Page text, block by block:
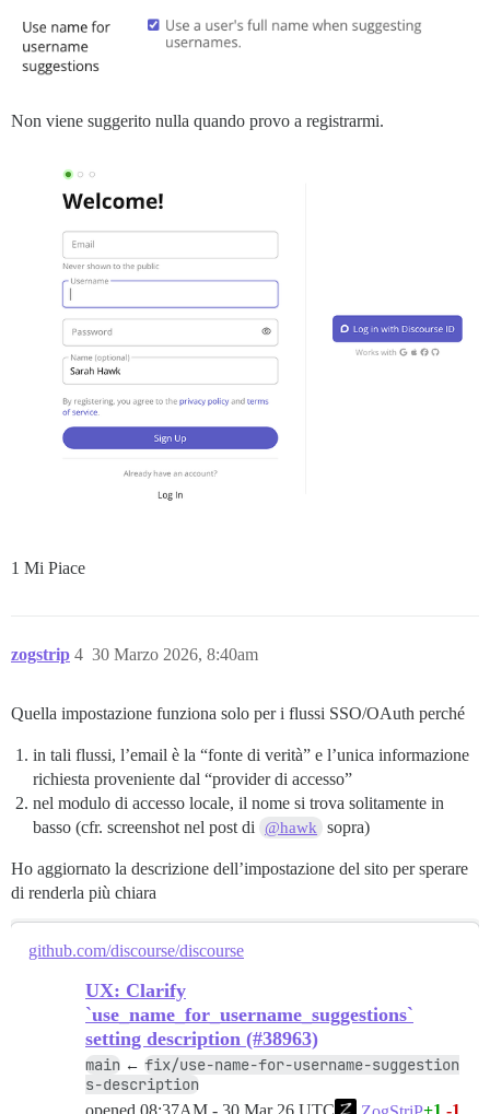
Non viene suggerito nulla quando provo a registrarmi.
1 Mi Piace
zogstrip 30 Marzo 2026, 8:40am
4
Quella impostazione funziona solo per i flussi SSO/OAuth perché
in tali flussi, l’email è la “fonte di verità” e l’unica informazione
richiesta proveniente dal “provider di accesso”
nel modulo di accesso locale, il nome si trova solitamente in
basso (cfr. screenshot nel post di
@hawk sopra)
Ho aggiornato la descrizione dell’impostazione del sito per sperare
di renderla più chiara
github.com/discourse/discourse
UX: Clarify
`use_name_for_username_suggestions`
setting description (#38963)
main ← fix/use-name-for-username-suggestion
s-description